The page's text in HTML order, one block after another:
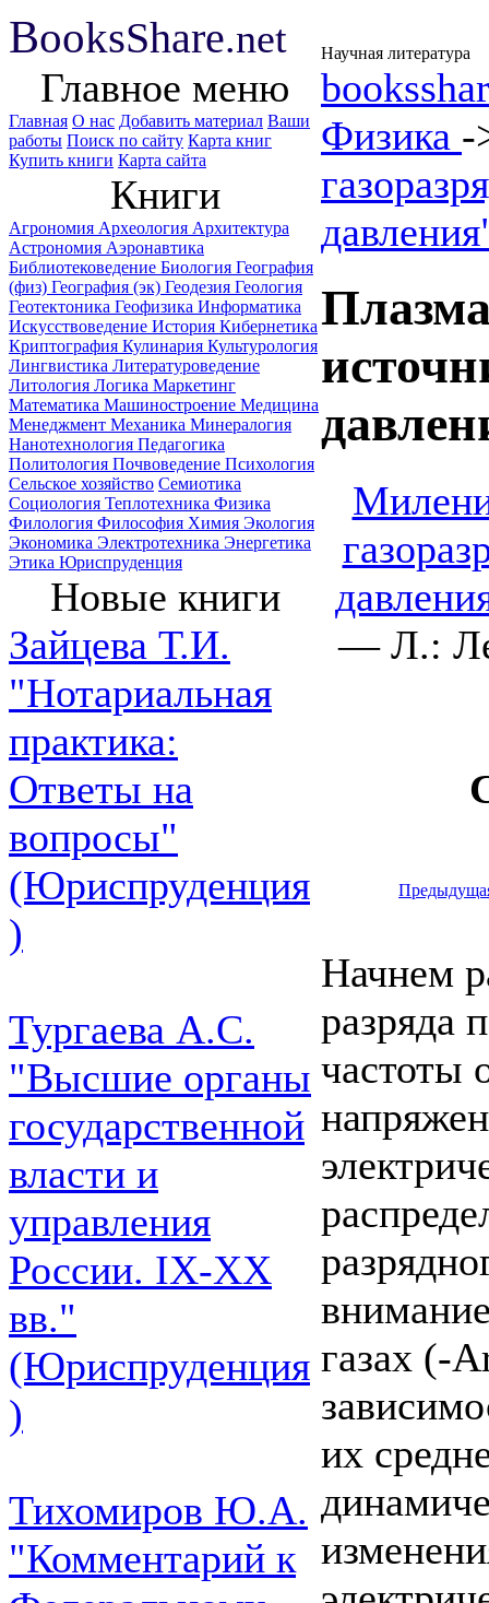
BooksShare.net Научная литература
Главное меню
Главная О нас Добавить материал Ваши
работы Поиск по сайту Карта книг
Купить книги Карта сайта
Книги
Агрономия Археология Архитектура
Астрономия Аэронавтика
Библиотековедение Биология География
(физ) География (эк) Геодезия Геология
Геотектоника Геофизика Информатика
Искусствоведение История Кибернетика
Криптография Кулинария Культурология
Лингвистика Литературоведение
Литология Логика Маркетинг
Математика Машиностроение Медицина
Менеджмент Механика Минералогия
Нанотехнология Педагогика
Политология Почвоведение Психология
Сельское хозяйство Семиотика
Социология Теплотехника Физика
Филология Философия Химия Экология
Экономика Электротехника Энергетика
Этика Юриспруденция
Новые книги
Зайцева Т.И.
"Нотариальная
практика:
Ответы на
вопросы"
(Юриспруденция
)
Тургаева А.С.
"Высшие органы
государственной
власти и
управления
России. IХ-ХХ
вв."
(Юриспруденция
)
Тихомиров Ю.А.
"Комментарий к
Физика -
— Л.:
Начнем
разряда
частоты
газах (-
их